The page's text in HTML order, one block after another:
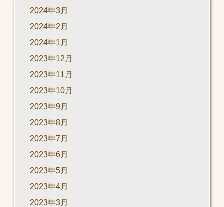
2024年3月
2024年2月
2024年1月
2023年12月
2023年11月
2023年10月
2023年9月
2023年8月
2023年7月
2023年6月
2023年5月
2023年4月
2023年3月